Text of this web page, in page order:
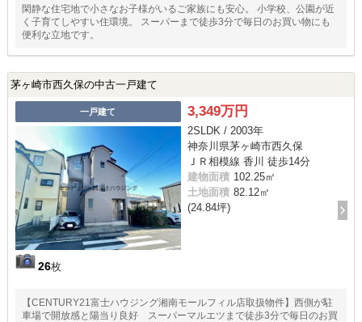
閑静な住宅地で小さなお子様がいるご家族にも安心。 小学校、公園が近
く子育てしやすい住環境。 スーパーまで徒歩3分で毎日のお買い物にも
便利な立地です。
茅ヶ崎市西久保の中古一戸建て
一戸建て
26枚
3,349万円
2SLDK / 2003年
神奈川県茅ヶ崎市西久保
ＪＲ相模線 香川 徒歩14分
建物面積 102.25㎡
土地面積 82.12㎡
(24.84坪)
【CENTURY21富士ハウジング湘南モールフィル店取扱物件】西側が駐
車場で開放感と陽当り良好 スーパーマルエツまで徒歩3分で毎日のお買